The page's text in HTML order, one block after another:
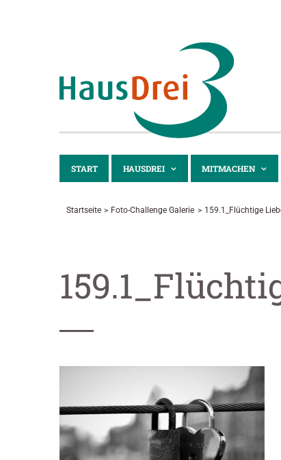
START HAUSDREI MITMACHEN
Startseite Foto-Challenge Galerie 159.1_Flüchtige